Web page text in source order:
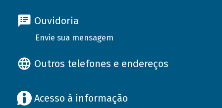
Ouvidoria
Envie sua mensagem
Outros telefones e endereços
Acesso à informação